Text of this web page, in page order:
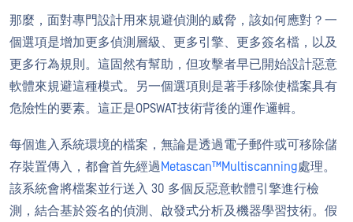
那麼，面對專門設計用來規避偵測的威脅，該如何應對？一
個選項是增加更多偵測層級、更多引擎、更多簽名檔，以及
更多行為規則。這固然有幫助，但攻擊者早已開始設計惡意
軟體來規避這種模式。另一個選項則是著手移除使檔案具有
危險性的要素。這正是OPSWAT技術背後的運作邏輯。
每個進入系統環境的檔案，無論是透過電子郵件或可移除儲
存裝置傳入，都會首先經過 Metascan™Multiscanning處理。
該系統會將檔案並行送入 30 多個反惡意軟體引擎進行檢
測，結合基於簽名的偵測、啟發式分析及機器學習技術。假